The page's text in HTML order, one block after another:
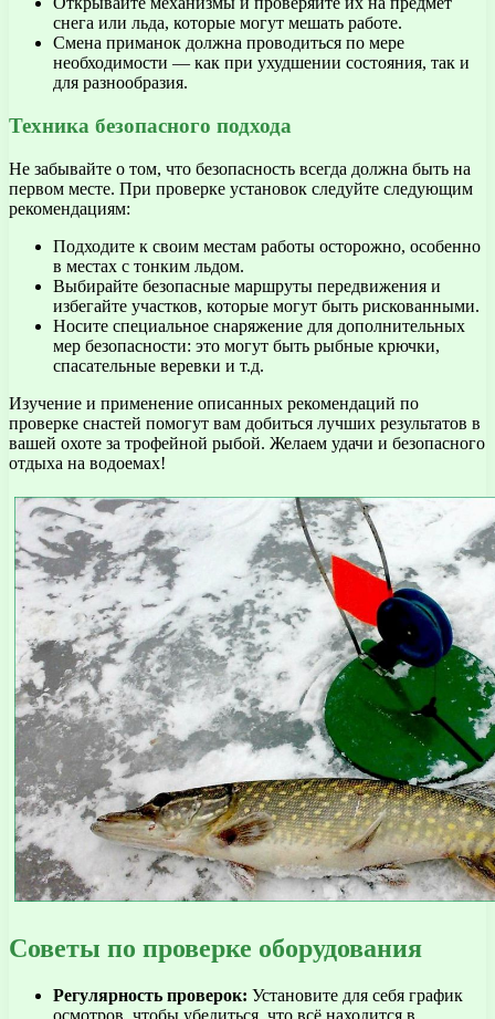
снега или льда, которые могут мешать работе.
Смена приманок должна проводиться по мере
необходимости — как при ухудшении состояния, так и
для разнообразия.
Техника безопасного подхода
Не забывайте о том, что безопасность всегда должна быть на
первом месте. При проверке установок следуйте следующим
рекомендациям:
Подходите к своим местам работы осторожно, особенно
в местах с тонким льдом.
Выбирайте безопасные маршруты передвижения и
избегайте участков, которые могут быть рискованными.
Носите специальное снаряжение для дополнительных
мер безопасности: это могут быть рыбные крючки,
спасательные веревки и т.д.
Изучение и применение описанных рекомендаций по
проверке снастей помогут вам добиться лучших результатов в
вашей охоте за трофейной рыбой. Желаем удачи и безопасного
отдыха на водоемах!
Советы по проверке оборудования
Регулярность проверок: Установите для себя график
осмотров, чтобы убедиться, что всё находится в